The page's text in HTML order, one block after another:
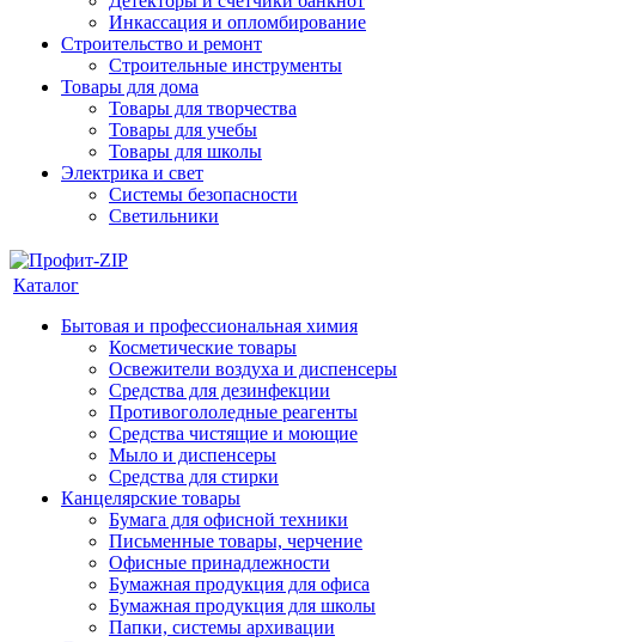
Инкассация и опломбирование
Строительство и ремонт
Строительные инструменты
Товары для дома
Товары для творчества
Товары для учебы
Товары для школы
Электрика и свет
Системы безопасности
Светильники
Каталог
Бытовая и профессиональная химия
Косметические товары
Освежители воздуха и диспенсеры
Средства для дезинфекции
Противогололедные реагенты
Средства чистящие и моющие
Мыло и диспенсеры
Средства для стирки
Канцелярские товары
Бумага для офисной техники
Письменные товары, черчение
Офисные принадлежности
Бумажная продукция для офиса
Бумажная продукция для школы
Папки, системы архивации